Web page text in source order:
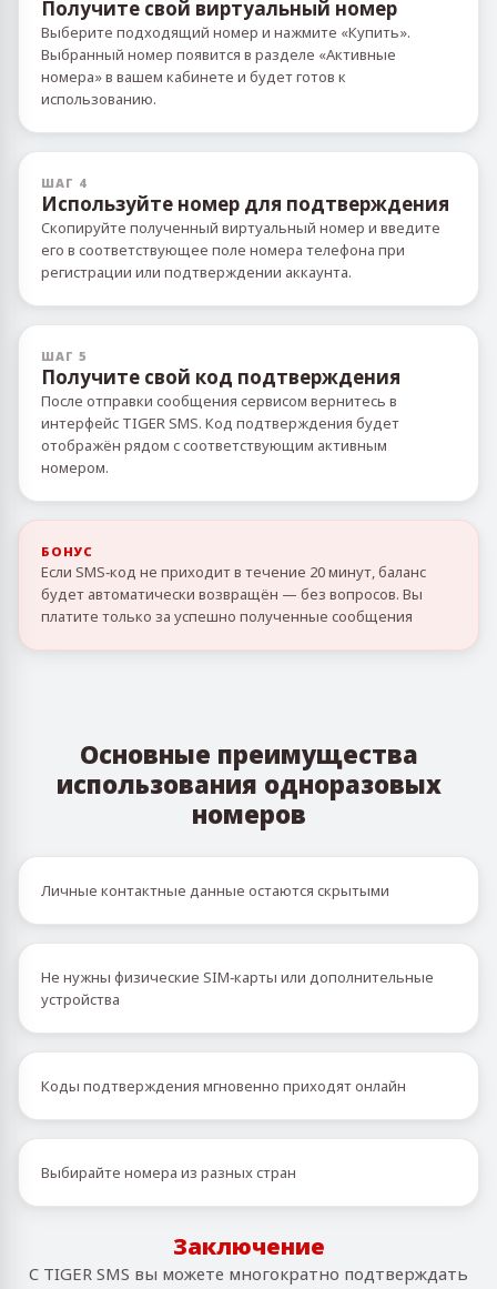
Получите свой виртуальный номер
Выберите подходящий номер и нажмите «Купить».
Выбранный номер появится в разделе «Активные
номера» в вашем кабинете и будет готов к
использованию.
ШАГ 4
Используйте номер для подтверждения
Скопируйте полученный виртуальный номер и введите
его в соответствующее поле номера телефона при
регистрации или подтверждении аккаунта.
ШАГ 5
Получите свой код подтверждения
После отправки сообщения сервисом вернитесь в
интерфейс TIGER SMS. Код подтверждения будет
отображён рядом с соответствующим активным
номером.
БОНУС
Если SMS‑код не приходит в течение 20 минут, баланс
будет автоматически возвращён — без вопросов. Вы
платите только за успешно полученные сообщения
Основные преимущества
использования одноразовых
номеров
Личные контактные данные остаются скрытыми
Не нужны физические SIM‑карты или дополнительные
устройства
Коды подтверждения мгновенно приходят онлайн
Выбирайте номера из разных стран
Заключение
С TIGER SMS вы можете многократно подтверждать